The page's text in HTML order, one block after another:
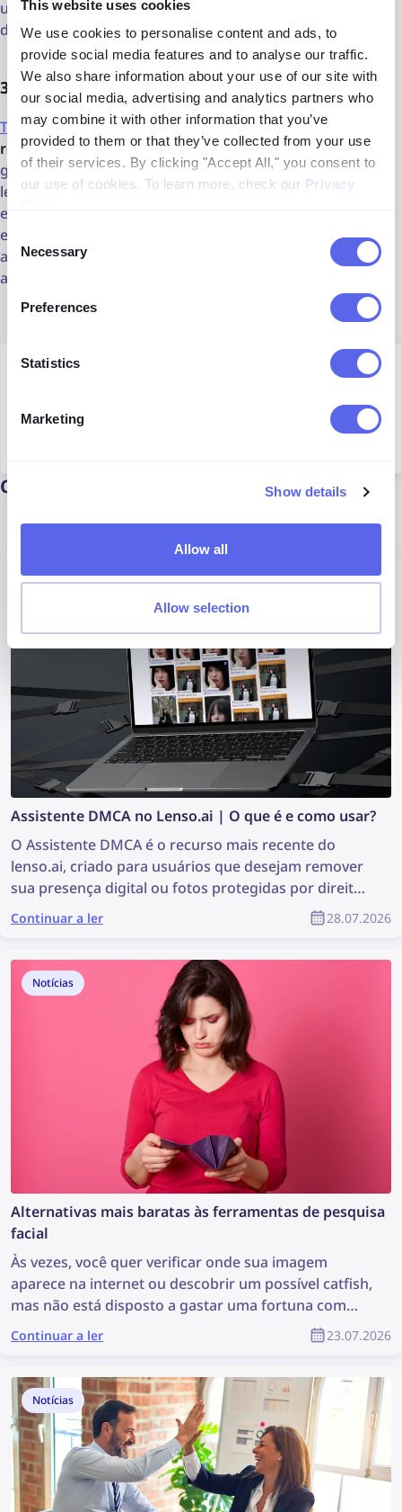
This website uses cookies
We use cookies to personalise content and ads, to
provide social media features and to analyse our traffic.
We also share information about your use of our site with
our social media, advertising and analytics partners who
may combine it with other information that you’ve
provided to them or that they’ve collected from your use
of their services. By clicking "Accept All," you consent to
our use of cookies. To learn more, check our Privacy
Consent
Selection
Necessary
Preferences
Statistics
Marketing
Show details
Allow all
Allow selection
um pouco mais limitado do que o lenso.ai, ainda é capaz
de encontrar fontes confiáveis.
3. TinEye
TinEyefoi uma das primeiras ferramentas de pesquisa
reversa de imagem. Infelizmente, os seus resultados são
geralmente menos precisos em comparação com o
lenso.ai e outras alternativas aqui mencionadas. No
entanto, ainda pode
especialmente quando você está à procura de conteúdos
antigos, como sessões fotográficas de celebridades de 10
a 15 anos atrás.
Continuar a ler
Notícias
Assistente DMCA no Lenso.ai | O que é e como usar?
O Assistente DMCA é o recurso mais recente do
lenso.ai, criado para usuários que desejam remover
sua presença digital ou fotos protegidas por direitos
autorais de forma mais fácil e rápida. A ferramenta
gera e-mails prontos para copiar e colar, que podem
DMCA em sites onde as imagens foram encontradas.
Continue lendo para saber como remover suas
imagens de qualquer site com a ajuda do Assistente
Continuar a ler 28.07.2026
Notícias
Alternativas mais baratas às ferramentas de pesquisa
facial
Às vezes, você quer verificar onde sua imagem
aparece na internet ou descobrir um possível catfish,
mas não está disposto a gastar uma fortuna com
uma ferramenta de pesquisa facial. Conheça
algumas alternativas mais acessíveis que continuam
Continuar a ler 23.07.2026
Notícias